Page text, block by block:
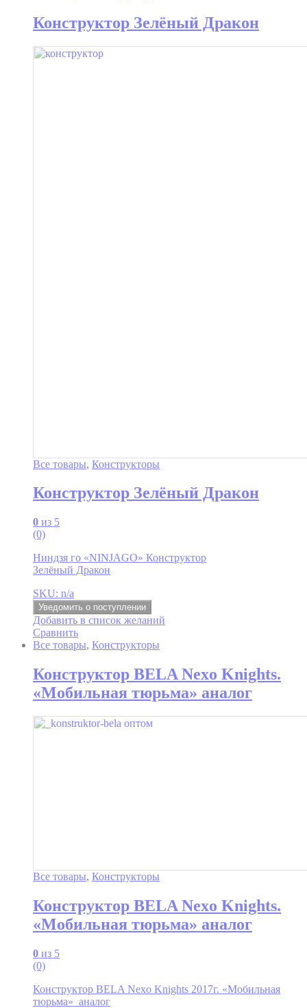
Конструктор Зелёный Дракон
Все товары, Конструкторы
Конструктор Зелёный Дракон
0 из 5
(0)
Ниндзя го «NINJAGO» Конструктор
Зелёный Дракон
SKU: n/a
Уведомить о поступлении
Добавить в список желаний
Сравнить
Все товары, Конструкторы
Конструктор BELA Nexo Knights.
«Мобильная тюрьма» аналог
Все товары, Конструкторы
Конструктор BELA Nexo Knights.
«Мобильная тюрьма» аналог
0 из 5
(0)
Конструктор BELA Nexo Knights 2017г. «Мобильная
тюрьма» аналог